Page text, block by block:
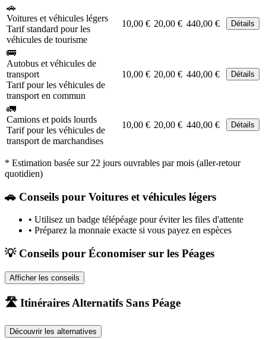
🚗
Voitures et véhicules légers
Tarif standard pour les
véhicules de tourisme
10,00 € 20,00 € 440,00 € Détails
🚌
Autobus et véhicules de
transport
Tarif pour les véhicules de
transport en commun
10,00 € 20,00 € 440,00 € Détails
🚛
Camions et poids lourds
Tarif pour les véhicules de
transport de marchandises
10,00 € 20,00 € 440,00 € Détails
* Estimation basée sur 22 jours ouvrables par mois (aller-retour
quotidien)
🚗 Conseils pour Voitures et véhicules légers
• Utilisez un badge télépéage pour éviter les files d'attente
• Préparez la monnaie exacte si vous payez en espèces
💡 Conseils pour Économiser sur les Péages
Afficher les conseils
🛣️ Itinéraires Alternatifs Sans Péage
Découvrir les alternatives